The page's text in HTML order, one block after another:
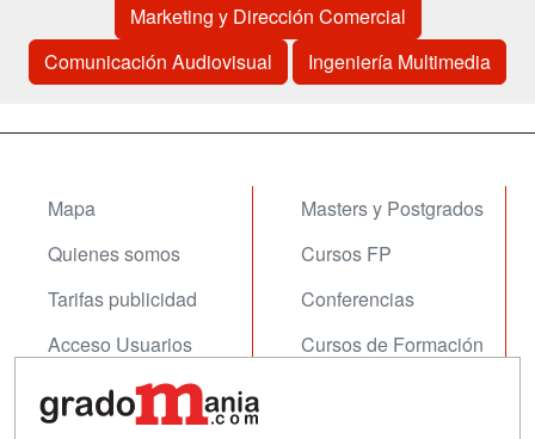
Marketing y Dirección Comercial
Comunicación Audiovisual
Ingeniería Multimedia
Mapa
Quienes somos
Tarifas publicidad
Acceso Usuarios
Acceso Centros
Masters y Postgrados
Cursos FP
Conferencias
Cursos de Formación